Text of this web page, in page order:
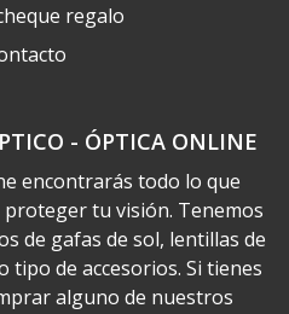
- ÓPTICA ONLINE
encontrarás todo lo que
tu visión. Tenemos
de gafas de sol, lentillas de
tipo de accesorios. Si tienes
alguno de nuestros
regalo